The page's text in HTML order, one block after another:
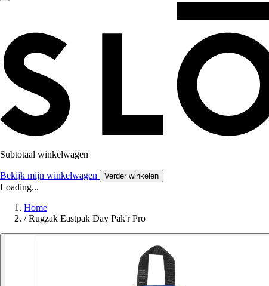
Subtotaal winkelwagen
Bekijk mijn winkelwagen Verder winkelen
Loading...
Home
/ Rugzak Eastpak Day Pak'r Pro